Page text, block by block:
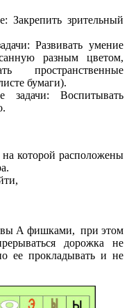
Закрепить зрительный
Развивать умение
разным цветом,
пространственные
бумаги).
задачи: Воспитывать
на которой расположены
А фишками, при этом
дорожка не
ее прокладывать и не